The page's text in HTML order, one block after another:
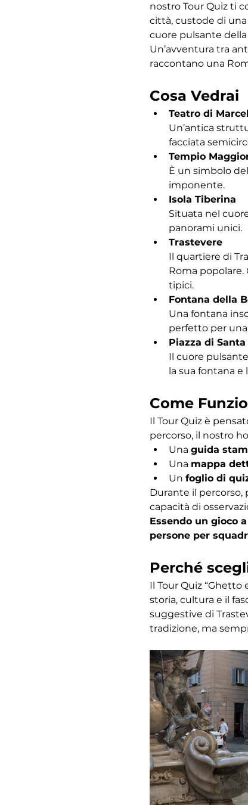
nostro Tour Quiz ti
città, custode di
cuore pulsante
Un’avventura tra
raccontano una
Cosa Vedrai
Teatro di
Un’antica
facciata
Tempio
È un simbolo
imponente.
Isola Tiberina
Situata nel
panorami unici.
Trastevere
Il quartiere di
Roma
tipici.
Fontana della
Una fontana
perfetto per
Piazza di
Il cuore
la sua fontana e
Come
Il Tour Quiz è
percorso, il nostro
Una guida
Una mappa
Un foglio di
Durante il percorso,
capacità di
Essendo un gioco
persone per
Perché
Il Tour Quiz
storia, cultura e il
suggestive di
tradizione, ma